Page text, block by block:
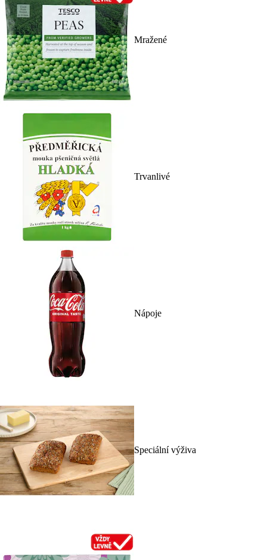
Mražené
Trvanlivé
Nápoje
Speciální výživa